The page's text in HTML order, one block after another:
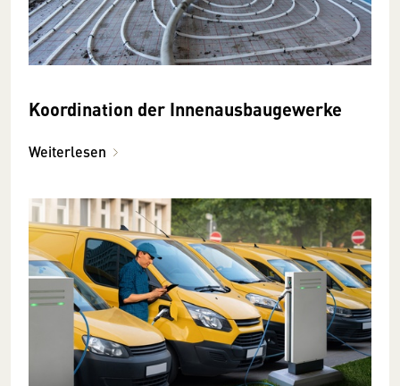
Koordination der Innenausbaugewerke
Weiterlesen